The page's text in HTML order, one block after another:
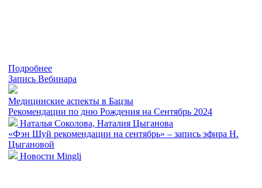
Подробнее
Запись Вебинара
Медицинские аспекты в Бацзы
Рекомендации по дню Рождения на Сентябрь 2024
Наталья Соколова, Наталия Цыганова
«Фэн Шуй рекомендации на сентябрь» – запись эфира Н.
Цыгановой
Новости Mingli